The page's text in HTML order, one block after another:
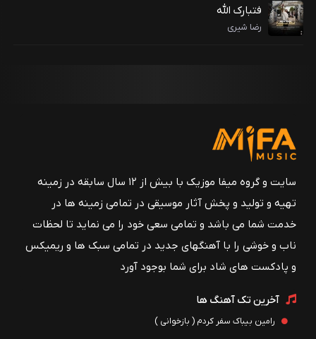
فتبارک الله
رضا شیری
سایت و گروه میفا موزیک با بیش از ۱۲ سال سابقه در زمینه
تهیه و تولید و پخش آثار موسیقی در تمامی زمینه ها در
خدمت شما می باشد و تمامی سعی خود را می نماید تا لحظات
ناب و خوشی را با آهنگهای جدید در تمامی سبک ها و ریمیکس
و پادکست های شاد برای شما بوجود آورد
آخرین تک آهنگ ها
رامین بیباک سفر کردم ( بازخوانی )